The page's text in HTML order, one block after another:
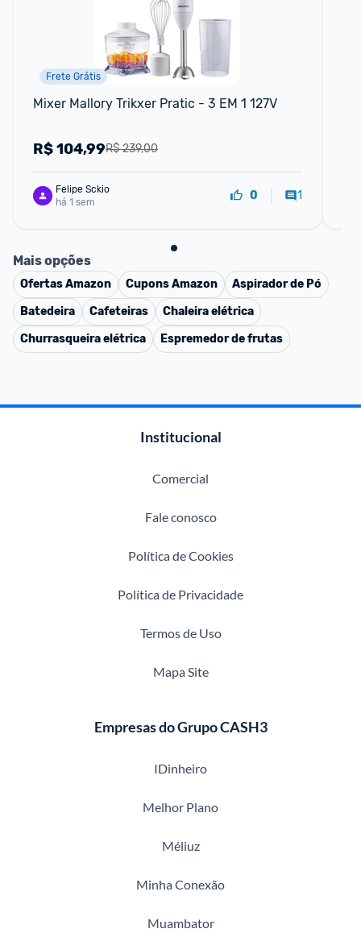
Frete Grátis
Mixer Mallory Trikxer Pratic - 3 EM 1 127V
R$ 239,00
R$104,99
Felipe Sckio
há 1 sem
0 1
Mais opções
OfertasAmazon CuponsAmazon
Aspirador de Pó
Batedeira
Cafeteiras
Chaleira elétrica
Churrasqueira elétrica
Espremedor de frutas
Institucional
Comercial
Fale conosco
Política de Cookies
Política de Privacidade
Termos de Uso
Mapa Site
Empresas do Grupo CASH3
IDinheiro
Melhor Plano
Méliuz
Minha Conexão
Muambator